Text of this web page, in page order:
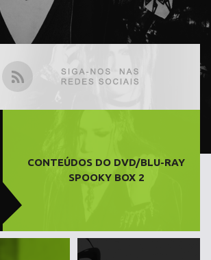
CONTEÚDOS DO DVD/BLU-RAY
SPOOKY BOX 2